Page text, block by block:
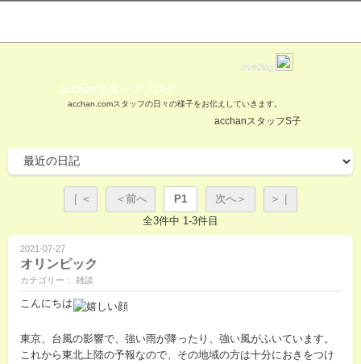
love2log
acchanスタッフブログ
acchan.comスタッフの日々の様子をお伝えしていきます。
acchanスタッフS子
｜＜ ＜前へ P1 次へ＞
＞｜
全3件中 1-3件目
2021-07-27
オリンピック
カテゴリー： 雑談
こんにちは
東京、台風の影響で、強い雨が降ったり、強い風がふいています。
これから東北上陸の予報なので、その地域の方は十分におきをつけ